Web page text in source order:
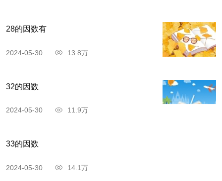
因谏阻宪宗奉迎佛骨，贬为潮州刺史。后官至吏部
六朝以来的骈偶文风，提倡散体，与柳宗元同为导
古文运动的倡导者，并称“韩柳”。其散文在继承先
健，被列为“唐宋八大家”之首。其诗风奇崛雄伟，
有“以文为诗”之评：对宋诗影响颇大。有《昌黎先
28的因数有
2024-05-30 13.8万
32的因数
2024-05-30 11.9万
33的因数
2024-05-30 14.1万